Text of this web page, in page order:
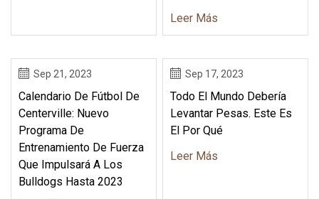
Leer Más
Sep 21, 2023
Calendario De Fútbol De
Centerville: Nuevo
Programa De
Entrenamiento De Fuerza
Que Impulsará A Los
Bulldogs Hasta 2023
Sep 17, 2023
Todo El Mundo Debería
Levantar Pesas. Este Es
El Por Qué
Leer Más